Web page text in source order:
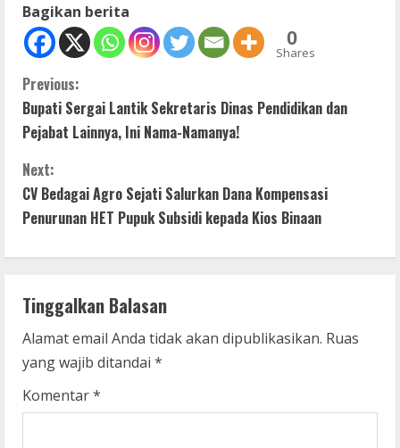
Bagikan berita
0
Shares
C
o
n
t
u
e
R
e
Previous:
Bupati Sergai Lantik Sekretaris Dinas Pendidikan dan
Pejabat Lainnya, Ini Nama-Namanya!
Next:
CV Bedagai Agro Sejati Salurkan Dana Kompensasi
Penurunan HET Pupuk Subsidi kepada Kios Binaan
Tinggalkan Balasan
Alamat email Anda tidak akan dipublikasikan. Ruas
yang wajib ditandai *
Komentar*